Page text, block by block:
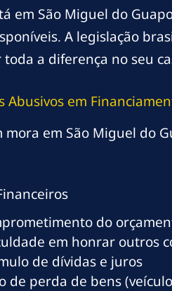
em São Miguel do
A legislação
a diferença no seu
Abusivos em
mora em São Miguel do
do
em honrar outros
de dívidas e juros
de perda de bens